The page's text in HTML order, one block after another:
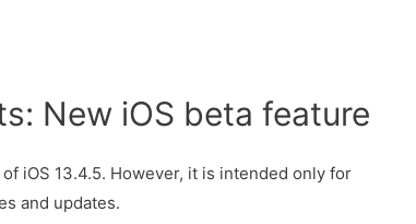
New iOS beta feature
iOS 13.4.5. However, it is intended only for
and updates.